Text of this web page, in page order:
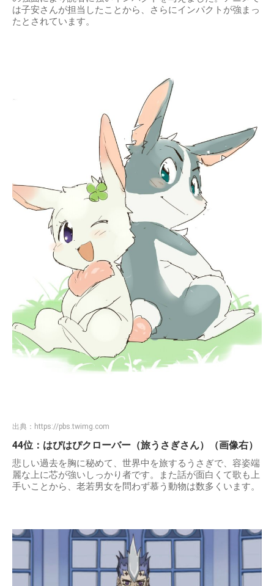
は子安さんが担当したことから、さらにインパクトが強まっ
たとされています。
出典： https://pbs.twimg.com
44位：はぴはぴクローバー（旅うさぎさん）（画像右）
悲しい過去を胸に秘めて、世界中を旅するうさぎで、容姿端
麗な上に芯が強いしっかり者です。また話が面白くて歌も上
手いことから、老若男女を問わず慕う動物は数多くいます。